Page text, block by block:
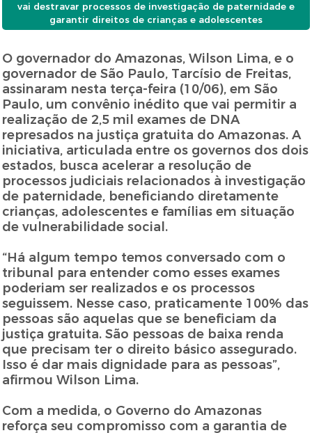
vai destravar processos de investigação de paternidade e
garantir direitos de crianças e adolescentes
O governador do Amazonas, Wilson Lima, e o
governador de São Paulo, Tarcísio de Freitas,
assinaram nesta terça-feira (10/06), em São
Paulo, um convênio inédito que vai permitir a
realização de 2,5 mil exames de DNA
represados na justiça gratuita do Amazonas. A
iniciativa, articulada entre os governos dos dois
estados, busca acelerar a resolução de
processos judiciais relacionados à investigação
de paternidade, beneficiando diretamente
crianças, adolescentes e famílias em situação
de vulnerabilidade social.
“Há algum tempo temos conversado com o
tribunal para entender como esses exames
poderiam ser realizados e os processos
seguissem. Nesse caso, praticamente 100% das
pessoas são aquelas que se beneficiam da
justiça gratuita. São pessoas de baixa renda
que precisam ter o direito básico assegurado.
Isso é dar mais dignidade para as pessoas”,
afirmou Wilson Lima.
Com a medida, o Governo do Amazonas
reforça seu compromisso com a garantia de